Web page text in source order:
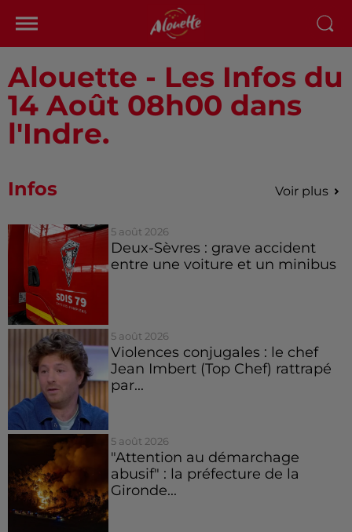
Alouette - Les Infos du
14 Août 08h00 dans
l'Indre.
Infos Voir plus
5 août 2026
Deux-Sèvres : grave accident
entre une voiture et un minibus
5 août 2026
Violences conjugales : le chef
Jean Imbert (Top Chef) rattrapé
par...
5 août 2026
"Attention au démarchage
abusif" : la préfecture de la
Gironde...